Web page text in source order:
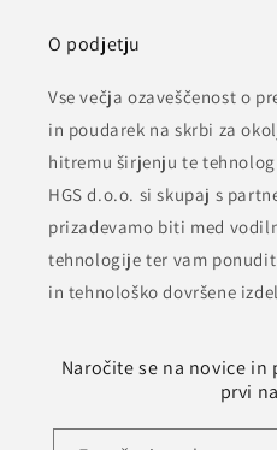
O podjetju
Vse večja ozaveščenost o
in poudarek na skrbi za
hitremu širjenju te
HGS d.o.o. si skupaj s
prizadevamo biti med
tehnologije ter vam
in tehnološko dovršene
Naročite se na novice
prvi